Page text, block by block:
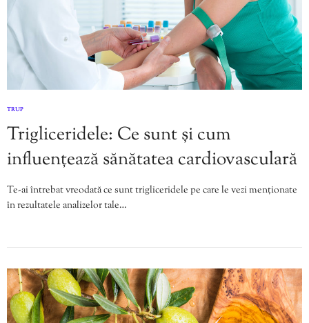
TRUP
Trigliceridele: Ce sunt și cum
influențează sănătatea cardiovasculară
Te-ai întrebat vreodată ce sunt trigliceridele pe care le vezi menționate
în rezultatele analizelor tale…